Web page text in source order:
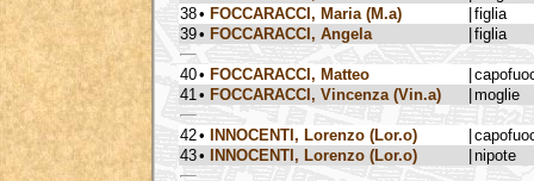
38• FOCCARACCI, Maria (M.a)
figlia
39• FOCCARACCI, Angela figlia
40• FOCCARACCI, Matteo
41 • FOCCARACCI, Vincenza (Vin.a) moglie
42• INNOCENTI, Lorenzo (Lor.o)
43• INNOCENTI, Lorenzo (Lor.o) nipote